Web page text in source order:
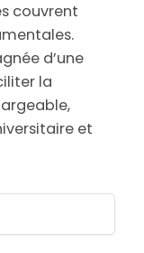
couvrent
d’une
la
et